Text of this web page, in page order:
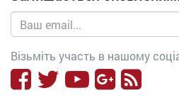
Візьміть участь в нашому